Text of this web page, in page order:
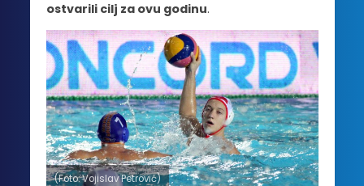
ostvarili cilj za ovu godinu.
(Foto: Vojislav Petrović)